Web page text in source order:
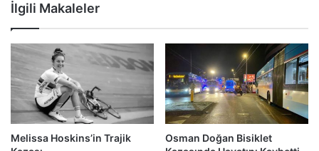
İlgili Makaleler
Melissa Hoskins’in Trajik
Osman Doğan Bisiklet